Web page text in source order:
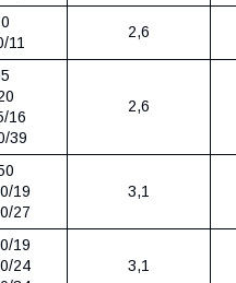
11
2,6
16
39
2,6
19
27
3,1
19
24
3,1